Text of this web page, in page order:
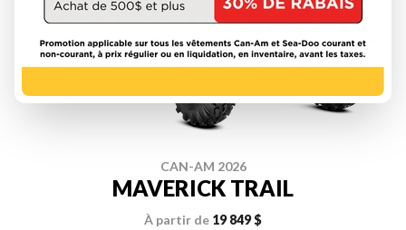
CAN-AM 2026
MAVERICK TRAIL
À partir de 19 849 $